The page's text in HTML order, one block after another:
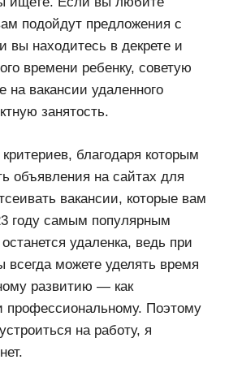
подойдут предложения с
вы находитесь в декрете и
времени ребенку, советую
на вакансии удаленного
занятость.
благодаря которым
объявления на сайтах для
вакансии, которые вам
году самым популярным
удаленка, ведь при
всегда можете уделять время
развитию — как
профессиональному. Поэтому
на работу, я